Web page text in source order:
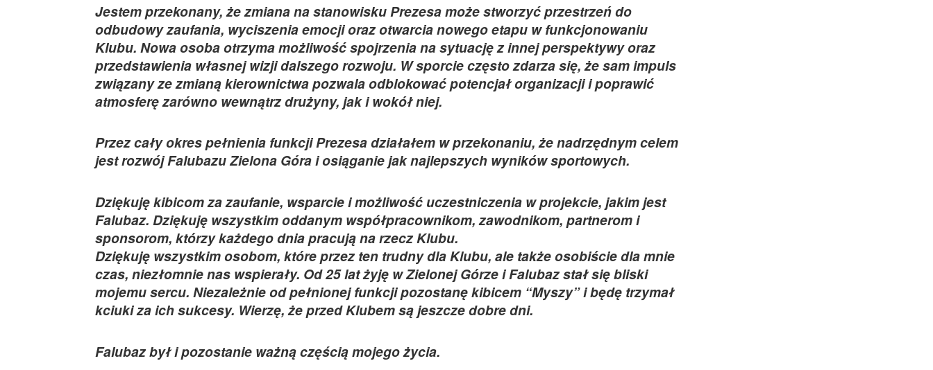
Jestem przekonany, że zmiana na stanowisku Prezesa może stworzyć przestrzeń do
odbudowy zaufania, wyciszenia emocji oraz otwarcia nowego etapu w funkcjonowaniu
Klubu. Nowa osoba otrzyma możliwość spojrzenia na sytuację z innej perspektywy oraz
przedstawienia własnej wizji dalszego rozwoju. W sporcie często zdarza się, że sam impuls
związany ze zmianą kierownictwa pozwala odblokować potencjał organizacji i poprawić
atmosferę zarówno wewnątrz drużyny, jak i wokół niej.
Przez cały okres pełnienia funkcji Prezesa działałem w przekonaniu, że nadrzędnym celem
jest rozwój Falubazu Zielona Góra i osiąganie jak najlepszych wyników sportowych.
Dziękuję kibicom za zaufanie, wsparcie i możliwość uczestniczenia w projekcie, jakim jest
Falubaz. Dziękuję wszystkim oddanym współpracownikom, zawodnikom, partnerom i
sponsorom, którzy każdego dnia pracują na rzecz Klubu.
Dziękuję wszystkim osobom, które przez ten trudny dla Klubu, ale także osobiście dla mnie
czas, niezłomnie nas wspierały. Od 25 lat żyję w Zielonej Górze i Falubaz stał się bliski
mojemu sercu. Niezależnie od pełnionej funkcji pozostanę kibicem “Myszy” i będę trzymał
kciuki za ich sukcesy. Wierzę, że przed Klubem są jeszcze dobre dni.
Falubaz był i pozostanie ważną częścią mojego życia.